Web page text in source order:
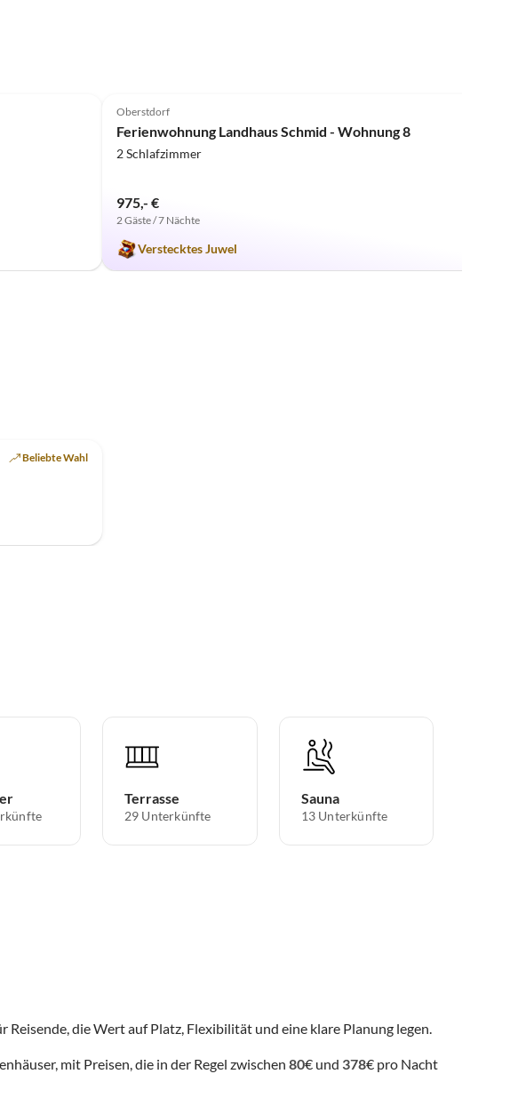
Oberstdorf
Ferienwohnung Landhaus Schmid - Wohnung 8
2 Schlafzimmer
975,- €
2 Gäste / 7 Nächte
Verstecktes Juwel
Beliebte Wahl
Terrasse
29 Unterkünfte
Sauna
13 Unterkünfte
Reisende, die Wert auf Platz, Flexibilität und eine klare Planung legen.
mit Preisen, die in der Regel zwischen 80€ und 378€ pro Nacht